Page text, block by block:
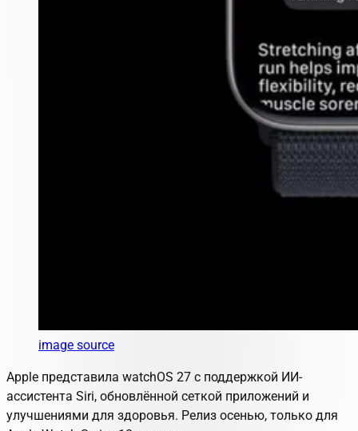
image source
Apple представила watchOS 27 с поддержкой ИИ-
ассистента Siri, обновлённой сеткой приложений и
улучшениями для здоровья. Релиз осенью, только для